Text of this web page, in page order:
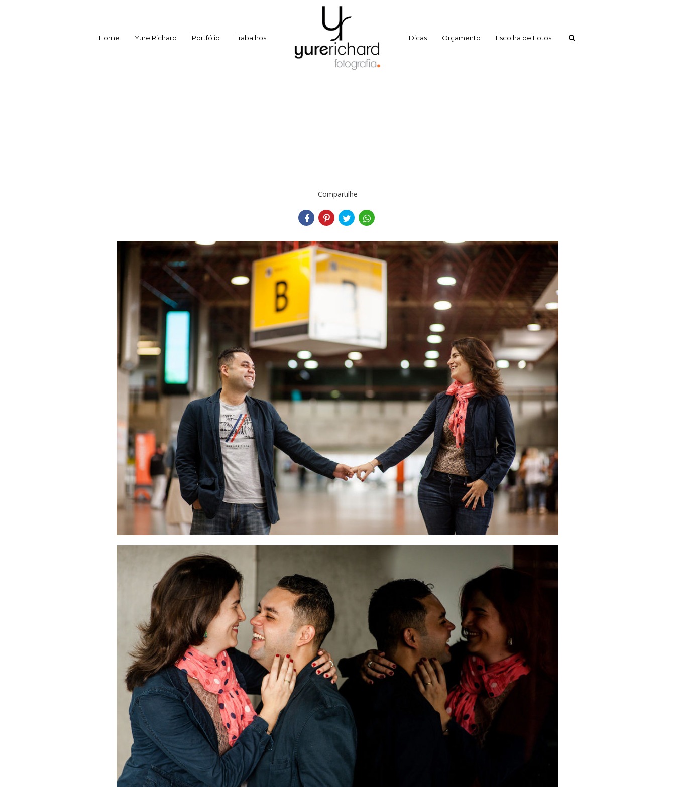
Home Yure Richard Portfólio Trabalhos Dicas Orçamento Escolha de Fotos
Compartilhe